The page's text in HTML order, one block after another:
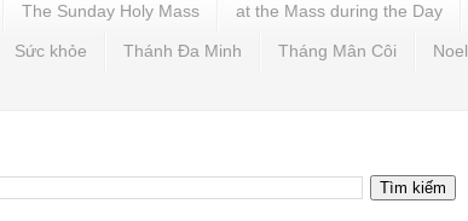
The Sunday Holy Mass at the Mass during the Day
Sức khỏe Thánh Đa Minh Tháng Mân Côi Noel